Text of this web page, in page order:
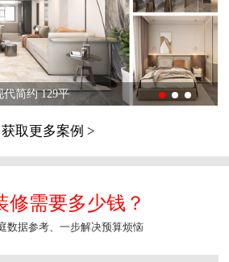
简约 129平
获取更多案例 >
修需要多少钱？
数据参考、一步解决预算烦恼